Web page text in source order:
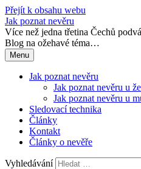
Přejít k obsahu webu
Jak poznat nevěru
Více než jedna třetina Čechů
Blog na ožehavé téma…
Menu
Jak poznat nevěru
Jak poznat nevěru u
Jak poznat nevěru u
Sledovací technika
Články
Kontakt
Články o nevěře
Vyhledávání